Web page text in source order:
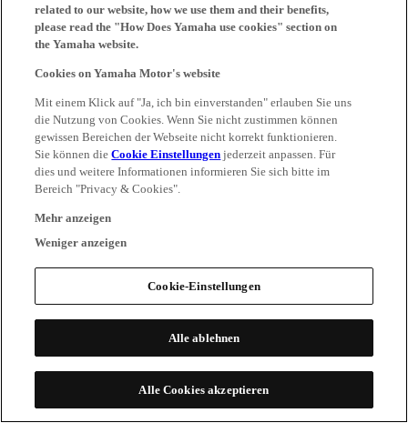
related to our website, how we use them and their benefits,
please read the "How Does Yamaha use cookies" section on
the Yamaha website.
Cookies on Yamaha Motor's website
Mit einem Klick auf "Ja, ich bin einverstanden" erlauben Sie uns
die Nutzung von Cookies. Wenn Sie nicht zustimmen können
gewissen Bereichen der Webseite nicht korrekt funktionieren.
Sie können dieCookie Einstellungen jederzeit anpassen. Für
dies und weitere Informationen informieren Sie sich bitte im
Bereich "Privacy & Cookies".
Mehr anzeigen
Weniger anzeigen
Cookie-Einstellungen
Alle ablehnen
Alle Cookies akzeptieren